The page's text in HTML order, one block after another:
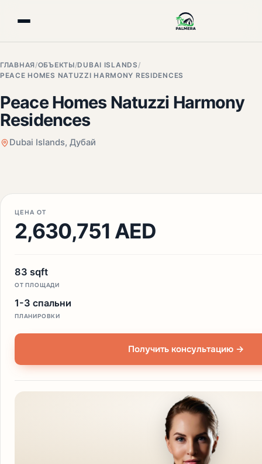
ГЛАВНАЯ /ОБЪЕКТЫ/DUBAI ISLANDS /
PEACE HOMES NATUZZI HARMONY RESIDENCES
Peace Homes Natuzzi Harmony
Residences
Dubai Islands, Дубай
ЦЕНА ОТ
2,630,751 AED
83 sqft
ОТ ПЛОЩАДИ
1-3 спальни
ПЛАНИРОВКИ
Получить консультацию →